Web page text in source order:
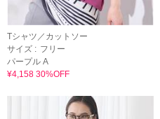
Tシャツ／カットソー
サイズ : フリー
パープル A
¥4,158 30%OFF